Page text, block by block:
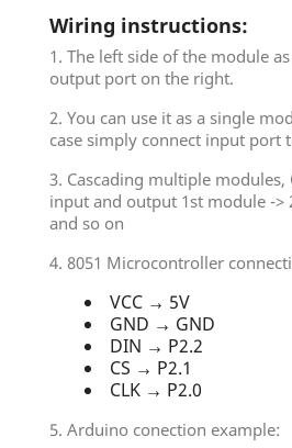
Wiring instructions:
1. The left side of the module
output port on the right.
2. You can use it as a single
case simply connect input
3. Cascading multiple modules,
input and output 1st module ->
and so on
4. 8051 Microcontroller
VCC → 5V
GND → GND
DIN → P2.2
CS → P2.1
CLK → P2.0
5. Arduino conection example: